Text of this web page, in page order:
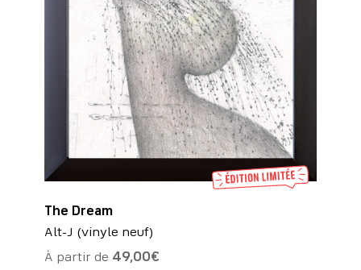
The Dream
Alt-J (vinyle neuf)
À partir de 49,00€